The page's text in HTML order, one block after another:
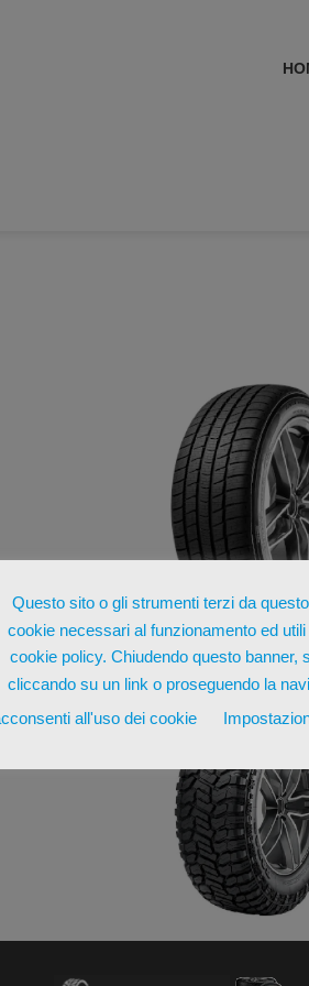
Questo sito o gli strumenti terzi da
cookie necessari al funzionamento ed
cookie policy. Chiudendo questo banner,
cliccando su un link o proseguendo la
all'uso dei cookie